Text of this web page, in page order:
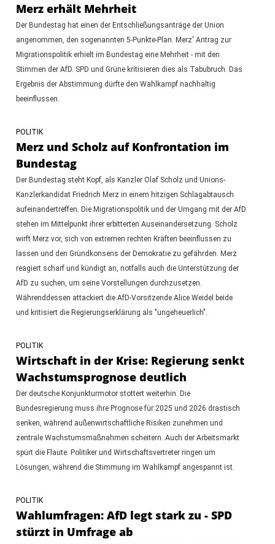
Merz erhält Mehrheit
Der Bundestag hat einen der Entschließungsanträge der Union
angenommen, den sogenannten 5-Punkte-Plan. Merz' Antrag zur
Migrationspolitik erhielt im Bundestag eine Mehrheit - mit den
Stimmen der AfD. SPD und Grüne kritisieren dies als Tabubruch. Das
Ergebnis der Abstimmung dürfte den Wahlkampf nachhaltig
beeinflussen.
POLITIK
Merz und Scholz auf Konfrontation im
Bundestag
Der Bundestag steht Kopf, als Kanzler Olaf Scholz und Unions-
Kanzlerkandidat Friedrich Merz in einem hitzigen Schlagabtausch
aufeinandertreffen. Die Migrationspolitik und der Umgang mit der AfD
stehen im Mittelpunkt ihrer erbitterten Auseinandersetzung. Scholz
wirft Merz vor, sich von extremen rechten Kräften beeinflussen zu
lassen und den Grundkonsens der Demokratie zu gefährden. Merz
reagiert scharf und kündigt an, notfalls auch die Unterstützung der
AfD zu suchen, um seine Vorstellungen durchzusetzen.
Währenddessen attackiert die AfD-Vorsitzende Alice Weidel beide
und kritisiert die Regierungserklärung als "ungeheuerlich".
POLITIK
Wirtschaft in der Krise: Regierung senkt
Wachstumsprognose deutlich
Der deutsche Konjunkturmotor stottert weiterhin. Die
Bundesregierung muss ihre Prognose für 2025 und 2026 drastisch
senken, während außenwirtschaftliche Risiken zunehmen und
zentrale Wachstumsmaßnahmen scheitern. Auch der Arbeitsmarkt
spürt die Flaute. Politiker und Wirtschaftsvertreter ringen um
Lösungen, während die Stimmung im Wahlkampf angespannt ist.
POLITIK
Wahlumfragen: AfD legt stark zu - SPD
stürzt in Umfrage ab